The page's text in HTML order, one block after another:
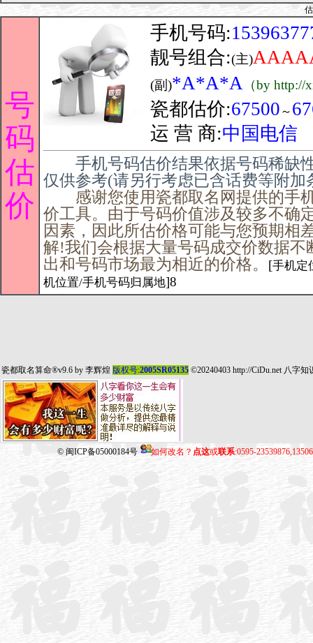
号
码
估
价
手机号码:
靓号组合:(主)
(副)*A*A*A （by
瓷都估价:67500 ～
运 营 商:中国电信
手机号码估价结果依据号码稀缺
仅供参考(请另行考虑已含话费等附加
感谢您使用瓷都取名网提供的手
价工具。由于号码价值涉及较多不确
因素，因此所估价格可能与您预期相
解!我们会根据大量号码成交价数据不
出和号码市场最为相近的价格。
[手机定
机位置/手机号码归属地]8
瓷都取名算命®v9.6 by 李辉煌 版权号:2005SR05135 ©20240403 http://CiDu.net 八字知
© 闽ICP备05000184号 如何改名？ 点这或联系:0595-